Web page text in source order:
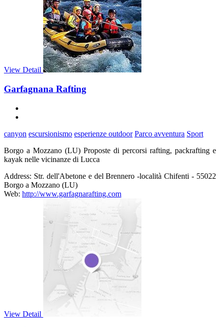
View Detail
Garfagnana Rafting
canyon escursionismo esperienze outdoor Parco avventura Sport
Borgo a Mozzano (LU) Proposte di percorsi rafting, packrafting e
kayak nelle vicinanze di Lucca
Address: Str. dell'Abetone e del Brennero -località Chifenti - 55022
Borgo a Mozzano (LU)
Web: http://www.garfagnarafting.com
View Detail